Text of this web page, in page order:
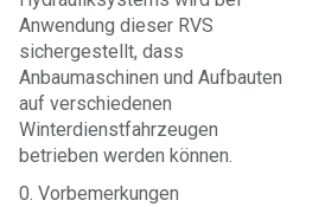
Anwendung dieser RVS
sichergestellt, dass
Anbaumaschinen und Aufbauten
auf verschiedenen
Winterdienstfahrzeugen
betrieben werden können.
0. Vorbemerkungen